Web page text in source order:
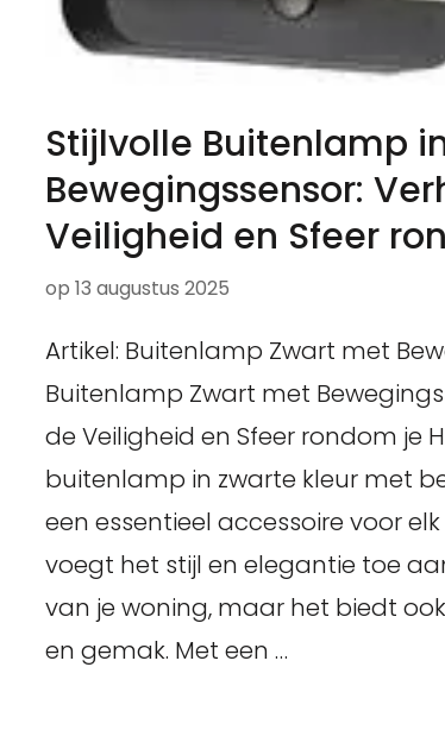
Stijlvolle Buitenlamp
Bewegingssensor:
Veiligheid en Sfeer
op 13 augustus 2025
Artikel: Buitenlamp Zwart met
Buitenlamp Zwart met
de Veiligheid en Sfeer rondom je
buitenlamp in zwarte kleur met
een essentieel accessoire voor
voegt het stijl en elegantie toe
van je woning, maar het biedt
en gemak. Met een …